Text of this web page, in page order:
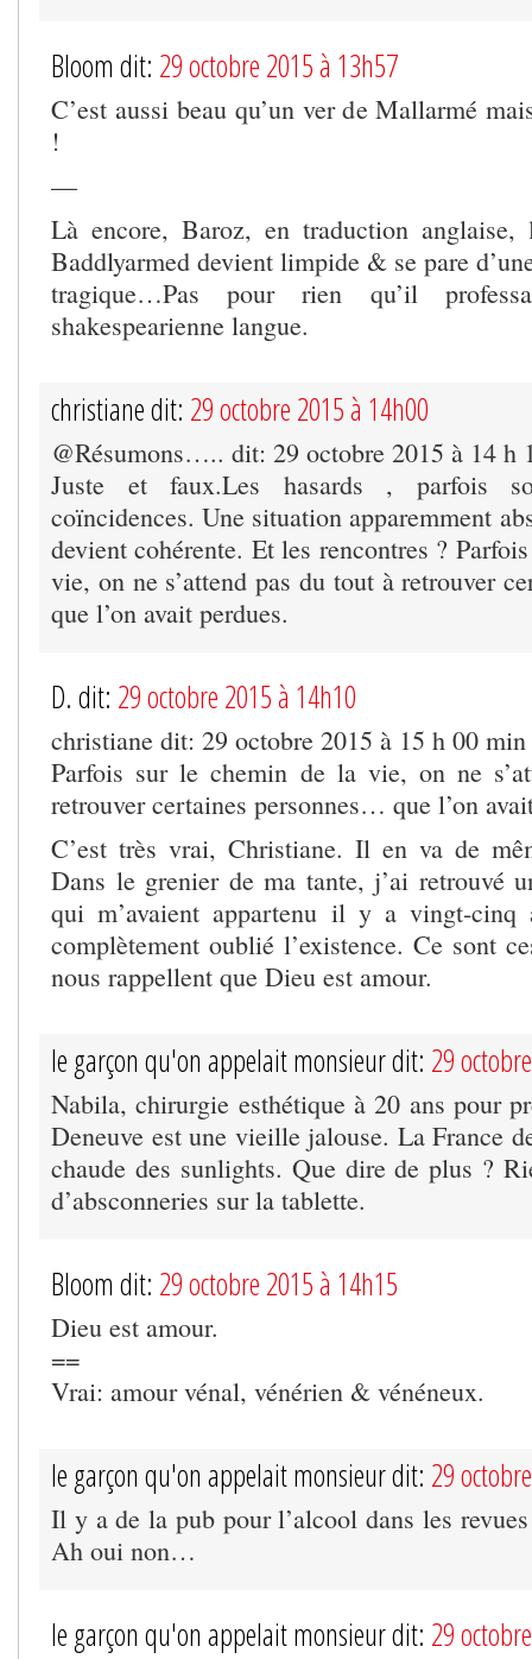
Bloom dit: 29 octobre 2015 à 13h57
C’est aussi beau qu’un ver de Mallarmé
!
—
Là encore, Baroz, en traduction anglaise,
Baddlyarmed devient limpide & se pare
tragique…Pas pour rien qu’il
shakespearienne langue.
christiane dit: 29 octobre 2015 à 14h00
@Résumons….. dit: 29 octobre 2015 à 14 h
Juste et faux.Les hasards , parfois
coïncidences. Une situation apparemment
devient cohérente. Et les rencontres ?
vie, on ne s’attend pas du tout à retrouver
que l’on avait perdues.
D. dit: 29 octobre 2015 à 14h10
christiane dit: 29 octobre 2015 à 15 h 00 min
Parfois sur le chemin de la vie, on ne
retrouver certaines personnes… que l’on
C’est très vrai, Christiane. Il en va de
Dans le grenier de ma tante, j’ai retrouvé
qui m’avaient appartenu il y a vingt-cinq
complètement oublié l’existence. Ce sont
nous rappellent que Dieu est amour.
le garçon qu'on appelait monsieur dit: 29
Nabila, chirurgie esthétique à 20 ans pour
Deneuve est une vieille jalouse. La France
chaude des sunlights. Que dire de plus ?
d’absconneries sur la tablette.
Bloom dit: 29 octobre 2015 à 14h15
Dieu est amour.
==
Vrai: amour vénal, vénérien & vénéneux.
le garçon qu'on appelait monsieur dit: 29
Il y a de la pub pour l’alcool dans les
Ah oui non…
le garçon qu'on appelait monsieur dit: 29